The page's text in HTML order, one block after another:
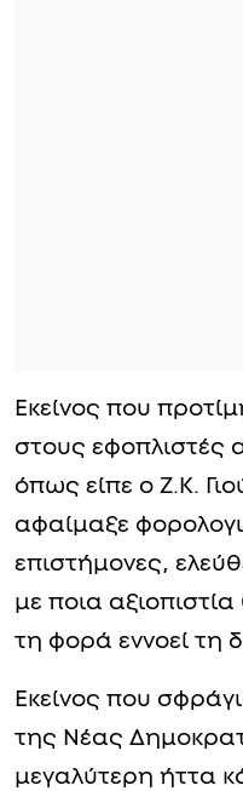
Εκείνος που
στους εφοπλιστές
όπως είπε ο Ζ.Κ.
αφαίμαξε
επιστήμονες,
με ποια
τη φορά εννοεί τη
Εκείνος που
της Νέας
μεγαλύτερη ήττα